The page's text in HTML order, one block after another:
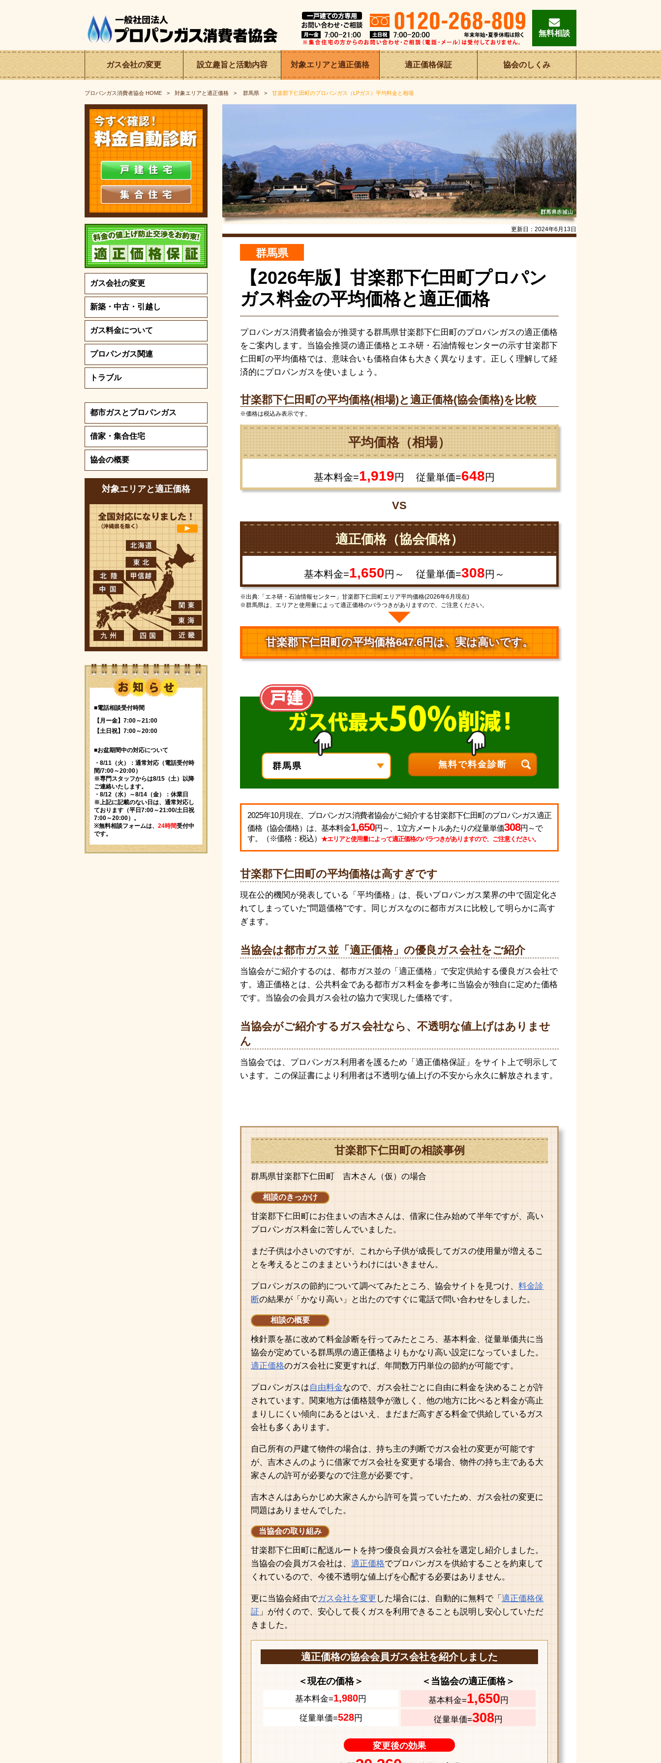
無料相談
ガス会社の変更 設立趣旨と活動内容 対象エリアと適正価格 適正価格保証 協会のしくみ
プロパンガス消費者協会 HOME 対象エリアと適正価格 群馬県 甘楽郡下仁田町のプロパンガス（LPガス）平均料金と相場
ガス会社の変更
新築・中古・引越し
ガス料金について
プロパンガス関連
トラブル
都市ガスとプロパンガス
借家・集合住宅
協会の概要
対象エリアと適正価格
■電話相談受付時間
【月ー金】7:00～21:00
【土日祝】7:00～20:00
■お盆期間中の対応について
・8/11（火）：通常対応（電話受付時
間/7:00～20:00）
※専門スタッフからは8/15（土）以降
ご連絡いたします。
・8/12（水）～8/14（金）：休業日
※上記に記載のない日は、通常対応し
ております（平日7:00～21:00/土日祝
7:00～20:00）。
※無料相談フォームは、 24時間受付中
です。
更新日： 2024年6月13日
群馬県
【2026年版】甘楽郡下仁田町プロパン
ガス料金の平均価格と適正価格
プロパンガス消費者協会が推奨する群馬県甘楽郡下仁田町のプロパンガスの適正価格
をご案内します。当協会推奨の適正価格とエネ研・石油情報センターの示す甘楽郡下
仁田町の平均価格では、意味合いも価格自体も大きく異なります。正しく理解して経
済的にプロパンガスを使いましょう。
甘楽郡下仁田町の平均価格(相場)と適正価格(協会価格)を比較
※価格は税込み表示です。
平均価格（相場）
基本料金=1,919円 従量単価=648円
VS
適正価格（協会価格）
基本料金=1,650円～ 従量単価=308円～
※出典:「エネ研・石油情報センター」甘楽郡下仁田町エリア平均価格(2026年6月現在)
※群馬県は、エリアと使用量によって適正価格のバラつきがありますので、ご注意ください。
甘楽郡下仁田町の平均価格647.6円は、実は高いです。
2025年10月現在、プロパンガス消費者協会がご紹介する甘楽郡下仁田町のプロパンガス適正
価格（協会価格）は、基本料金1,650円～、1立方メートルあたりの従量単価308円～で
す。（※価格：税込） ★エリアと使用量によって適正価格のバラつきがありますので、ご注意ください。
甘楽郡下仁田町の平均価格は高すぎです
現在公的機関が発表している「平均価格」は、長いプロパンガス業界の中で固定化さ
れてしまっていた"問題価格"です。同じガスなのに都市ガスに比較して明らかに高す
ぎます。
当協会は都市ガス並「適正価格」の優良ガス会社をご紹介
当協会がご紹介するのは、都市ガス並の「適正価格」で安定供給する優良ガス会社で
す。適正価格とは、公共料金である都市ガス料金を参考に当協会が独自に定めた価格
です。当協会の会員ガス会社の協力で実現した価格です。
当協会がご紹介するガス会社なら、不透明な値上げはありませ
ん
当協会では、プロパンガス利用者を護るため「適正価格保証」をサイト上で明示して
います。この保証書により利用者は不透明な値上げの不安から永久に解放されます。
甘楽郡下仁田町の相談事例
群馬県甘楽郡下仁田町 吉木さん（仮）の場合
相談のきっかけ
甘楽郡下仁田町にお住まいの吉木さんは、借家に住み始めて半年ですが、高い
プロパンガス料金に苦しんでいました。
まだ子供は小さいのですが、これから子供が成長してガスの使用量が増えるこ
とを考えるとこのままというわけにはいきません。
プロパンガスの節約について調べてみたところ、協会サイトを見つけ、料金診
断の結果が「かなり高い」と出たのですぐに電話で問い合わせをしました。
相談の概要
検針票を基に改めて料金診断を行ってみたところ、基本料金、従量単価共に当
協会が定めている群馬県の適正価格よりもかなり高い設定になっていました。
適正価格のガス会社に変更すれば、年間数万円単位の節約が可能です。
プロパンガスは自由料金なので、ガス会社ごとに自由に料金を決めることが許
されています。関東地方は価格競争が激しく、他の地方に比べると料金が高止
まりしにくい傾向にあるとはいえ、まだまだ高すぎる料金で供給しているガス
会社も多くあります。
自己所有の戸建て物件の場合は、持ち主の判断でガス会社の変更が可能です
が、吉木さんのように借家でガス会社を変更する場合、物件の持ち主である大
家さんの許可が必要なので注意が必要です。
吉木さんはあらかじめ大家さんから許可を貰っていたため、ガス会社の変更に
問題はありませんでした。
当協会の取り組み
甘楽郡下仁田町に配送ルートを持つ優良会員ガス会社を選定し紹介しました。
当協会の会員ガス会社は、適正価格でプロパンガスを供給することを約束して
くれているので、今後不透明な値上げを心配する必要はありません。
更に当協会経由でガス会社を変更 した場合には、自動的に無料で「適正価格保
証 」が付くので、安心して長くガスを利用できることも説明し安心していただ
きました。
適正価格の協会会員ガス会社を紹介しました
＜現在の価格＞ ＜当協会の適正価格＞
基本料金=1,980円 基本料金=1,650 円
従量単価=528円 従量単価=308円
変更後の効果